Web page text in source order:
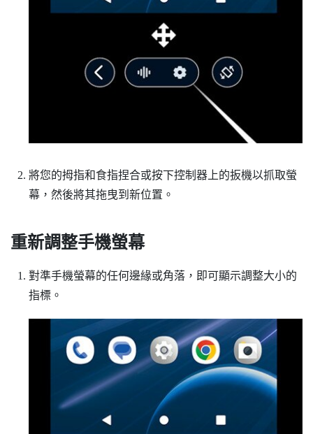
將您的拇指和食指捏合或按下控制器上的扳機以抓取螢
幕，然後將其拖曳到新位置。
重新調整手機螢幕
對準手機螢幕的任何邊緣或角落，即可顯示調整大小的
指標。